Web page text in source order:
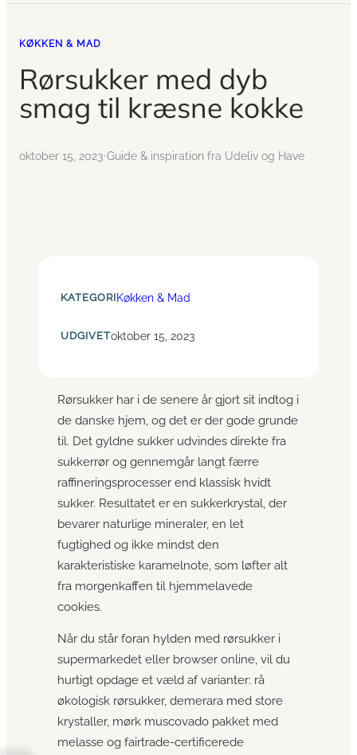
KØKKEN & MAD
Rørsukker med dyb
smag til kræsne kokke
oktober 15, 2023•Guide & inspiration fra Udeliv og Have
KATEGORI Køkken & Mad
UDGIVEToktober 15, 2023
Rørsukker har i de senere år gjort sit indtog i
de danske hjem, og det er der gode grunde
til. Det gyldne sukker udvindes direkte fra
sukkerrør og gennemgår langt færre
raffineringsprocesser end klassisk hvidt
sukker. Resultatet er en sukkerkrystal, der
bevarer naturlige mineraler, en let
fugtighed og ikke mindst den
karakteristiske karamelnote, som løfter alt
fra morgenkaffen til hjemmelavede
cookies.
Når du står foran hylden med rørsukker i
supermarkedet eller browser online, vil du
hurtigt opdage et væld af varianter: rå
økologisk rørsukker, demerara med store
krystaller, mørk muscovado pakket med
melasse og fairtrade-certificerede